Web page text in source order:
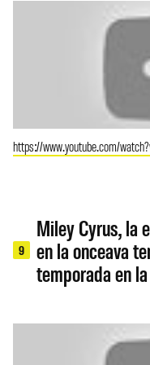
https://www.youtube.com/
9
Miley Cyrus, la
en la onceava
temporada en